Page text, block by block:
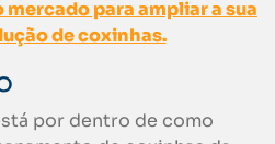
mercado para ampliar a sua
de coxinhas.
por dentro de como